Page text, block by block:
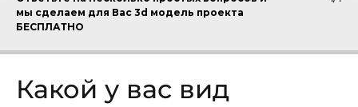
мы сделаем для Вас 3d модель проекта
БЕСПЛАТНО
Какой у вас вид